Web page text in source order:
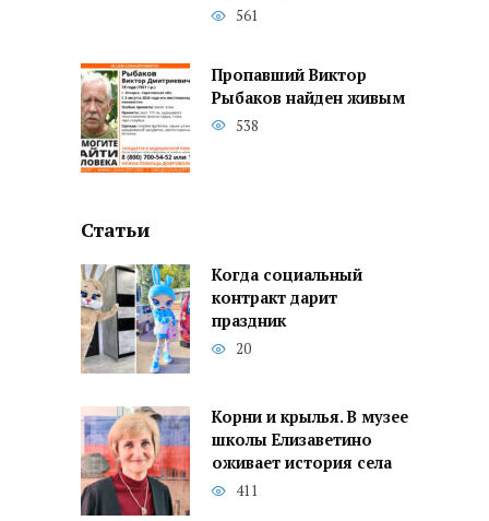
561
Пропавший Виктор
Рыбаков найден живым
538
Статьи
Когда социальный
контракт дарит
праздник
20
Корни и крылья. В музее
школы Елизаветино
оживает история села
411